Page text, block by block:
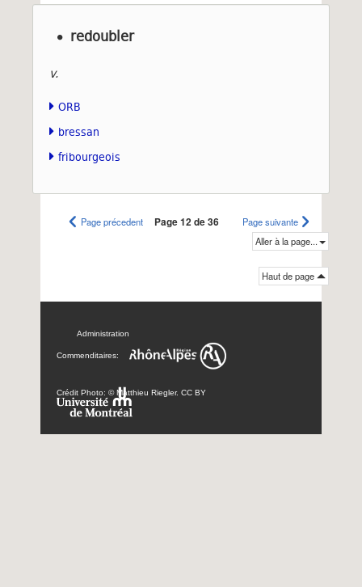
redoubler
v.
ORB
bressan
fribourgeois
Page précedent Page 12 de 36
Page suivante
Aller à la page...
Haut de page
Administration
Commenditaires:
Crédit Photo: © Matthieu Riegler. CC BY